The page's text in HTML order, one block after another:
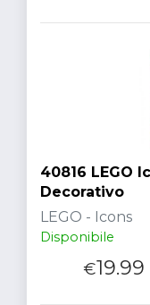
40816 LEGO
Decorativo
LEGO - Icons
Disponibile
€19.99